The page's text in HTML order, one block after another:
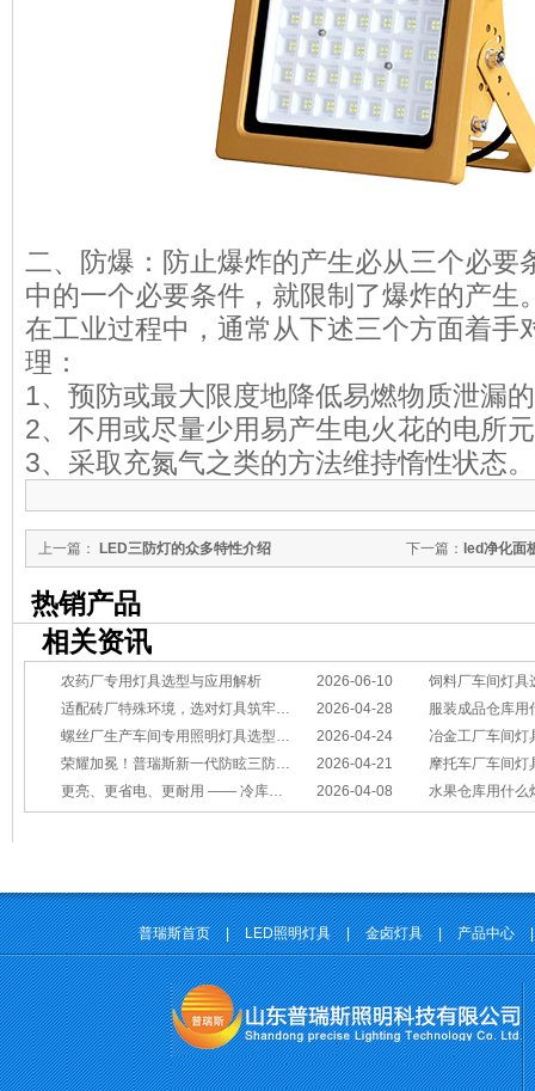
二、防爆：防止爆炸的产生必从三个必要
中的一个必要条件，就限制了爆炸的产生
在工业过程中，通常从下述三个方面着手
理：
1、预防或最大限度地降低易燃物质泄漏
2、不用或尽量少用易产生电火花的电所
3、采取充氮气之类的方法维持惰性状态
下一篇： led净化面
上一篇： LED三防灯的众多特性介绍
热销产品
相关资讯
2026-06-10
农药厂专用灯具选型与应用解析
饲料厂车间灯具
2026-04-28
适配砖厂特殊环境，选对灯具筑牢生产安全线
服装成品仓库用
2026-04-24
螺丝厂生产车间专用照明灯具选型方案
冶金工厂车间灯具选型指南：
2026-04-21
荣耀加冕！普瑞斯新一代防眩三防灯BC-L斩获2026阿拉丁神灯奖
摩托车厂车间灯具怎么选？
2026-04-08
更亮、更省电、更耐用 —— 冷库照明优选 水果仓库用什么
普瑞斯首页 | LED照明灯具 | 金卤灯具 | 产品中心 |